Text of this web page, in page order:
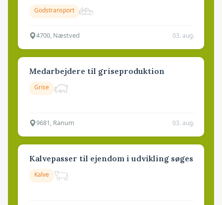
Godstransport
4700, Næstved 03. aug.
Medarbejdere til griseproduktion
Grise
9681, Ranum 03. aug.
Kalvepasser til ejendom i udvikling søges
Kalve